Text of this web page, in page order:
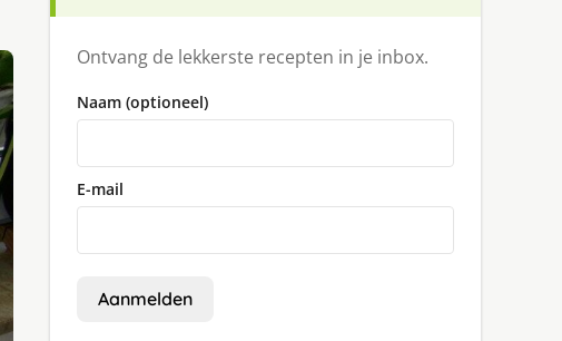
Ontvang de lekkerste recepten in je inbox.
Naam (optioneel)
E-mail
Aanmelden